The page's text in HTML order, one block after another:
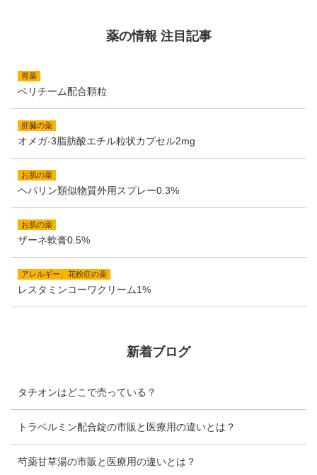
薬の情報 注目記事
胃薬
ベリチーム配合顆粒
肝臓の薬
オメガ-3脂肪酸エチル粒状カプセル2mg
お肌の薬
ヘパリン類似物質外用スプレー0.3%
お肌の薬
ザーネ軟膏0.5%
アレルギー、花粉症の薬
レスタミンコーワクリーム1%
新着ブログ
タチオンはどこで売っている？
トラベルミン配合錠の市販と医療用の違いとは？
芍薬甘草湯の市販と医療用の違いとは？